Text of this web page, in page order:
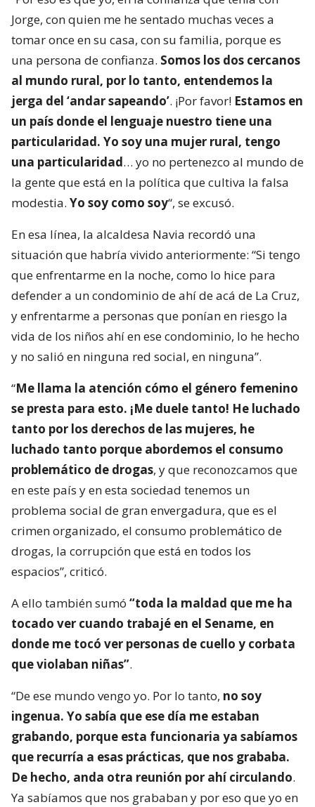
Jorge, con quien me he sentado muchas veces a
tomar once en su casa, con su familia, porque es
una persona de confianza. Somos los dos cercanos
al mundo rural, por lo tanto, entendemos la
jerga del ‘andar sapeando’. ¡Por favor! Estamos en
un país donde el lenguaje nuestro tiene una
particularidad. Yo soy una mujer rural, tengo
una particularidad… yo no pertenezco al mundo de
la gente que está en la política que cultiva la falsa
modestia. Yo soy como soy“, se excusó.
En esa línea, la alcaldesa Navia recordó una
situación que habría vivido anteriormente: “Si tengo
que enfrentarme en la noche, como lo hice para
defender a un condominio de ahí de acá de La Cruz,
y enfrentarme a personas que ponían en riesgo la
vida de los niños ahí en ese condominio, lo he hecho
y no salió en ninguna red social, en ninguna”.
“Me llama la atención cómo el género femenino
se presta para esto. ¡Me duele tanto! He luchado
tanto por los derechos de las mujeres, he
luchado tanto porque abordemos el consumo
problemático de drogas, y que reconozcamos que
en este país y en esta sociedad tenemos un
problema social de gran envergadura, que es el
crimen organizado, el consumo problemático de
drogas, la corrupción que está en todos los
espacios”, criticó.
A ello también sumó “toda la maldad que me ha
tocado ver cuando trabajé en el Sename, en
donde me tocó ver personas de cuello y corbata
que violaban niñas”.
“De ese mundo vengo yo. Por lo tanto, no soy
ingenua. Yo sabía que ese día me estaban
grabando, porque esta funcionaria ya sabíamos
que recurría a esas prácticas, que nos grababa.
De hecho, anda otra reunión por ahí circulando.
Ya sabíamos que nos grababan y por eso que yo en